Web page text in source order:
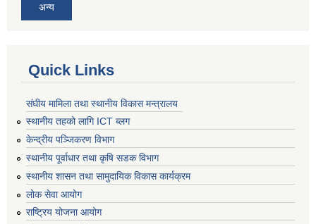
अन्य
Quick Links
संघीय मामिला तथा स्थानीय विकास मन्त्रालय
स्थानीय तहको लागि ICT ब्लग
केन्द्रीय पञ्जिकरण विभाग
स्थानीय पूर्वाधार तथा कृषि सडक विभाग
स्थानीय शासन तथा सामुदायिक विकास कार्यक्रम
लोक सेवा आयोग
राष्ट्रिय योजना आयोग